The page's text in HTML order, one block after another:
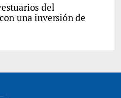
del
una inversión de